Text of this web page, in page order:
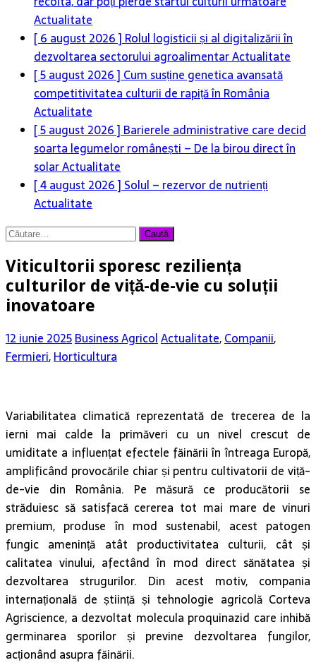
Actualitate
[ 6 august 2026 ] Rolul logisticii și al digitalizării în
dezvoltarea sectorului agroalimentarActualitate
[ 5 august 2026 ] Cum susține genetica avansată
competitivitatea culturii de rapiță în România
Actualitate
[ 5 august 2026 ] Barierele administrative care decid
soarta legumelor românești – De la birou direct în
solarActualitate
[ 4 august 2026 ] Solul – rezervor de nutrienți
Actualitate
Caută
Viticultorii sporesc reziliența
culturilor de viță-de-vie cu soluții
inovatoare
12 iunie 2025Business AgricolActualitate,Companii,
Fermieri,Horticultura
Variabilitatea climatică reprezentată de trecerea de la
ierni mai calde la primăveri cu un nivel crescut de
umiditate a influențat efectele făinării în întreaga Europă,
amplificând provocările chiar și pentru cultivatorii de viță-
de-vie din România. Pe măsură ce producătorii se
străduiesc să satisfacă cererea tot mai mare de vinuri
premium, produse în mod sustenabil, acest patogen
fungic amenință atât productivitatea culturii, cât și
calitatea vinului, afectând în mod direct sănătatea și
dezvoltarea strugurilor. Din acest motiv, compania
internațională de știință și tehnologie agricolă Corteva
Agriscience, a dezvoltat molecula proquinazid care inhibă
germinarea sporilor și previne dezvoltarea fungilor,
acționând asupra făinării.